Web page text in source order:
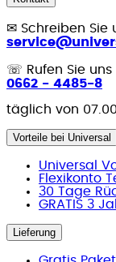
✉ Schreiben Sie
☏ Rufen Sie uns
0662 - 4485-8
täglich von
Vorteile bei Universal
Universal
Flexikonto
30 Tage
GRATIS 3
Lieferung